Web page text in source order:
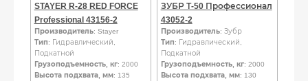
STAYER R-28 RED FORCE
Professional 43156-2
Производитель: Stayer
Тип: Гидравлический,
Подкатной
Грузоподъемность, кг: 2000
Высота подхвата, мм: 135
ЗУБР Т-50 Профессионал
43052-2
Производитель: Зубр
Тип: Гидравлический,
Подкатной
Грузоподъемность, кг: 2000
Высота подхвата, мм: 130